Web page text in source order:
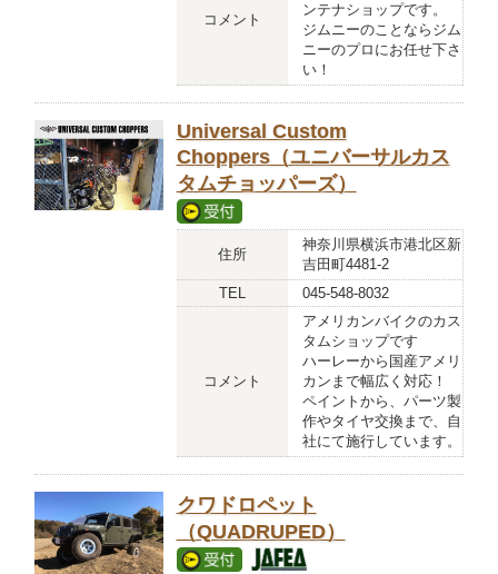
コメント
ンテナショップです。
ジムニーのことならジム
ニーのプロにお任せ下さ
い！
Universal Custom
Choppers（ユニバーサルカス
タムチョッパーズ）
住所
神奈川県横浜市港北区新
吉田町4481-2
TEL
045-548-8032
コメント
アメリカンバイクのカス
タムショップです
ハーレーから国産アメリ
カンまで幅広く対応！
ペイントから、パーツ製
作やタイヤ交換まで、自
社にて施行しています。
クワドロペット
（QUADRUPED）